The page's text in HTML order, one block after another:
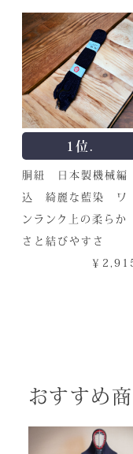
1位.
胴紐 日本製機械編
込 綺麗な藍染 ワ
ンランク上の柔らか
さと結びやすさ
￥
おすすめ